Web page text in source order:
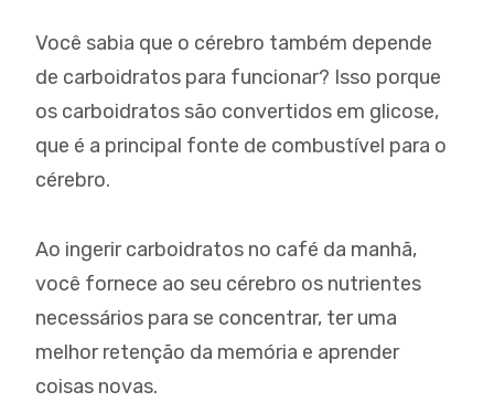
Você sabia que o cérebro também depende
de carboidratos para funcionar? Isso porque
os carboidratos são convertidos em glicose,
que é a principal fonte de combustível para o
cérebro.
Ao ingerir carboidratos no café da manhã,
você fornece ao seu cérebro os nutrientes
necessários para se concentrar, ter uma
melhor retenção da memória e aprender
coisas novas.